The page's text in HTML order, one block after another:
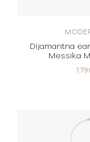
Dijamantna
Messika